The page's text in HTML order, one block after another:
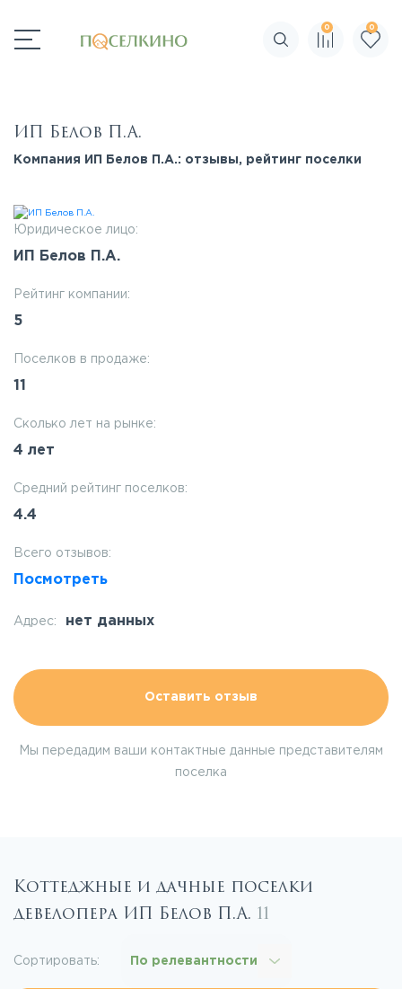
Поиск по сайту
0 0
ИП Белов П.А.
Компания ИП Белов П.А.: отзывы, рейтинг поселки
Юридическое лицо:
ИП Белов П.А.
Рейтинг компании:
5
Поселков в продаже:
11
Сколько лет на рынке:
4 лет
Средний рейтинг поселков:
4.4
Всего отзывов:
Посмотреть
Адрес: нет данных
Оставить отзыв
Мы передадим ваши контактные данные представителям
поселка
Коттеджные и дачные поселки
девелопера ИП Белов П.А. 11
Сортировать: По релевантности